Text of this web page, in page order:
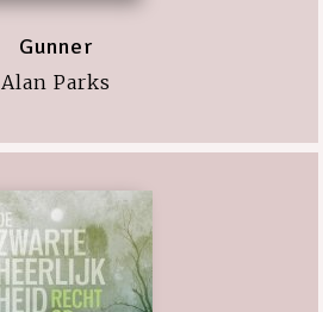
Gunner
Alan Parks